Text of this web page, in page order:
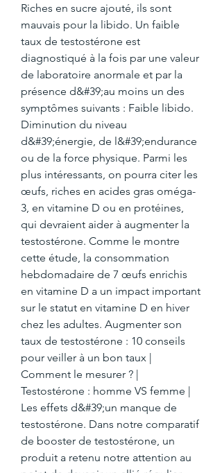
Riches en sucre ajouté, ils sont
mauvais pour la libido. Un faible
taux de testostérone est
diagnostiqué à la fois par une valeur
de laboratoire anormale et par la
présence d&#39;au moins un des
symptômes suivants : Faible libido.
Diminution du niveau
d&#39;énergie, de l&#39;endurance
ou de la force physique. Parmi les
plus intéressants, on pourra citer les
œufs, riches en acides gras oméga-
3, en vitamine D ou en protéines,
qui devraient aider à augmenter la
testostérone. Comme le montre
cette étude, la consommation
hebdomadaire de 7 œufs enrichis
en vitamine D a un impact important
sur le statut en vitamine D en hiver
chez les adultes. Augmenter son
taux de testostérone : 10 conseils
pour veiller à un bon taux |
Comment le mesurer ? |
Testostérone : homme VS femme |
Les effets d&#39;un manque de
testostérone. Dans notre comparatif
de booster de testostérone, un
produit a retenu notre attention au